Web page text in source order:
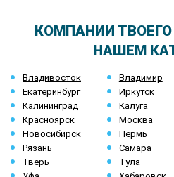
КОМПАНИИ
НАШЕМ
Владивосток Владимир
Екатеринбург
Иркутск
Калининград
Калуга
Красноярск
Москва
Новосибирск
Пермь
Рязань
Самара
Тверь
Тула